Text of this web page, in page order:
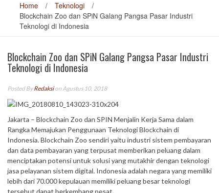
Home / Teknologi
/
Blockchain Zoo dan SPiN Galang Pangsa Pasar Industri
Teknologi di Indonesia
Blockchain Zoo dan SPiN Galang Pangsa Pasar Industri
Teknologi di Indonesia
Posted ByRedaksion Agustus 10, 2018
Jakarta – Blockchain Zoo dan SPIN Menjalin Kerja Sama dalam
Rangka Memajukan Penggunaan Teknologi Blockchain di
Indonesia. Blockchain Zoo sendiri yaitu industri sistem pembayaran
dan data pembayaran yang terpusat memberikan peluang dalam
menciptakan potensi untuk solusi yang mutakhir dengan teknologi
jasa pelayanan sistem digital. Indonesia adalah negara yang memiliki
lebih dari 70.000 kepulauan memiliki peluang besar teknologi
tersebut dapat berkembang pesat.